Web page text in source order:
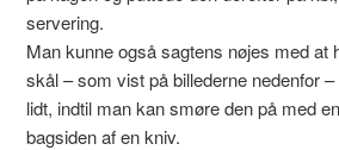
servering.
Man kunne også sagtens nøjes med at
skål – som vist på billederne nedenfor
lidt, indtil man kan smøre den på med
bagsiden af en kniv.